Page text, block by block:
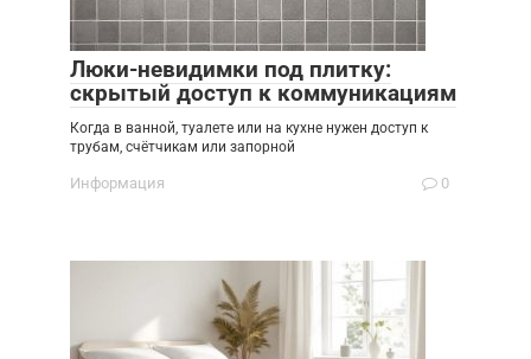
Люки-невидимки под плитку:
скрытый доступ к коммуникациям
Когда в ванной, туалете или на кухне нужен доступ к
трубам, счётчикам или запорной
Информация 0